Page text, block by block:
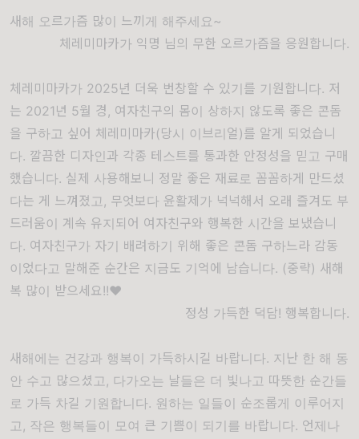
새해 오르가즘 많이 느끼게 해주세요~
체레미마카가 익명 님의 무한 오르가즘을 응원합니다.
체레미마카가 2025년 더욱 번창할 수 있기를 기원합니다. 저
는 2021년 5월 경, 여자친구의 몸이 상하지 않도록 좋은 콘돔
을 구하고 싶어 체레미마카(당시 이브리얼)를 알게 되었습니
다. 깔끔한 디자인과 각종 테스트를 통과한 안정성을 믿고 구매
했습니다. 실제 사용해보니 정말 좋은 재료로 꼼꼼하게 만드셨
다는 게 느껴졌고, 무엇보다 윤활제가 넉넉해서 오래 즐겨도 부
드러움이 계속 유지되어 여자친구와 행복한 시간을 보냈습니
다. 여자친구가 자기 배려하기 위해 좋은 콘돔 구하느라 감동
이었다고 말해준 순간은 지금도 기억에 남습니다. (중략) 새해
복 많이 받으세요!!♥️
정성 가득한 덕담! 행복합니다.
새해에는 건강과 행복이 가득하시길 바랍니다. 지난 한 해 동
안 수고 많으셨고, 다가오는 날들은 더 빛나고 따뜻한 순간들
로 가득 차길 기원합니다. 원하는 일들이 순조롭게 이루어지
고, 작은 행복들이 모여 큰 기쁨이 되기를 바랍니다. 언제나